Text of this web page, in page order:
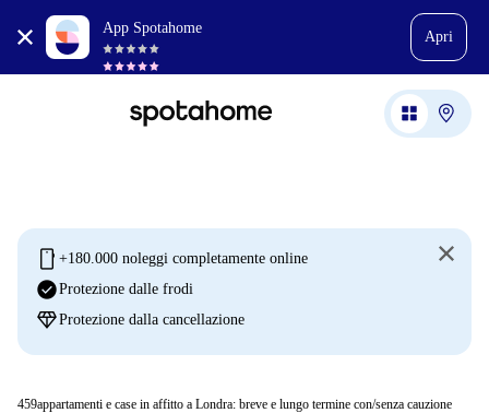
App Spotahome
Apri
mobile +180.000 noleggi completamente online
check_circleProtezione dalle frodi
diamondProtezione dalla cancellazione
459appartamenti e case in affitto a Londra: breve e lungo termine con/senza cauzione